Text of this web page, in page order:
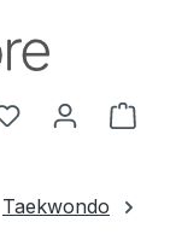
Du hast 0
Taekwondo